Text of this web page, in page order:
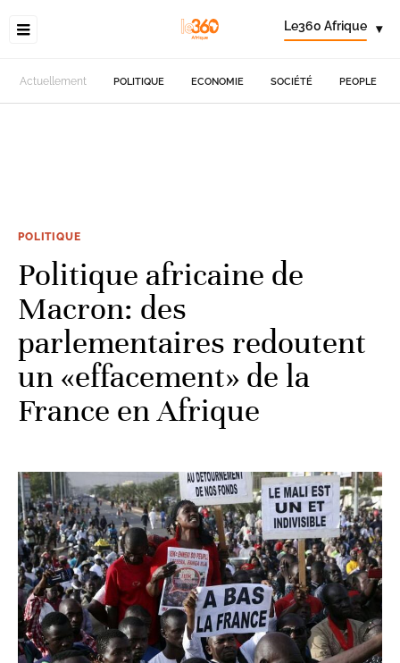
Le360 Afrique ▾
Actuellement POLITIQUE ECONOMIE SOCIÉTÉ PEOPLE
POLITIQUE
Politique africaine de
Macron: des
parlementaires redoutent
un «effacement» de la
France en Afrique